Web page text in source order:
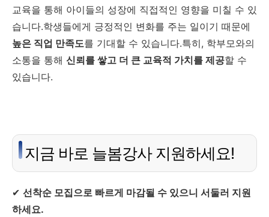
교육을 통해 아이들의 성장에 직접적인 영향을 미칠 수 있
습니다.학생들에게 긍정적인 변화를 주는 일이기 때문에
높은 직업 만족도를 기대할 수 있습니다.특히, 학부모와의
소통을 통해 신뢰를 쌓고 더 큰 교육적 가치를 제공할 수
있습니다.
지금 바로 늘봄강사 지원하세요!
✔ 선착순 모집으로 빠르게 마감될 수 있으니 서둘러 지원
하세요.